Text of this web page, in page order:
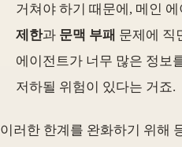
거쳐야 하기 때문에, 메인
제한과 문맥 부패 문제에 직
에이전트가 너무 많은 정보
저하될 위험이 있다는 거죠.
이러한 한계를 완화하기 위해